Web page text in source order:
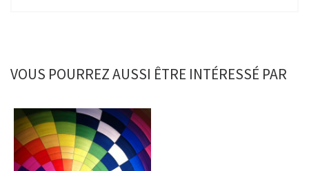
VOUS POURREZ AUSSI ÊTRE INTÉRESSÉ PAR